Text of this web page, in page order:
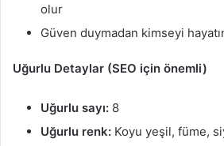
olur
Güven duymadan kimseyi
Uğurlu Detaylar (SEO için önemli)
Uğurlu sayı: 8
Uğurlu renk: Koyu yeşil, füme,